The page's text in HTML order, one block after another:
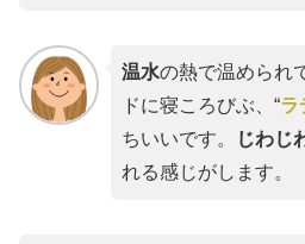
温水の熱で温められ
ドに寝ころびぶ、“ラ
ちいいです。
じわじ
れる感じがします。